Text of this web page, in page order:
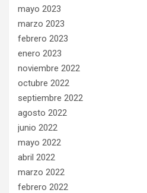
mayo 2023
marzo 2023
febrero 2023
enero 2023
noviembre 2022
octubre 2022
septiembre 2022
agosto 2022
junio 2022
mayo 2022
abril 2022
marzo 2022
febrero 2022